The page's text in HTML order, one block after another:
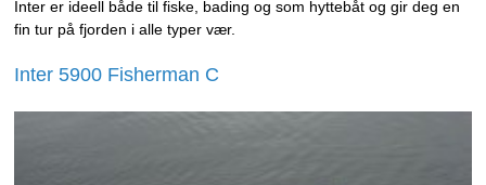
Inter er ideell både til fiske, bading og som hyttebåt og gir deg en
fin tur på fjorden i alle typer vær.
Inter 5900 Fisherman C